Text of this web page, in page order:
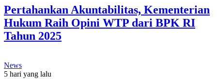
Pertahankan Akuntabilitas, Kementerian
Hukum Raih Opini WTP dari BPK RI
Tahun 2025
News
5 hari yang lalu